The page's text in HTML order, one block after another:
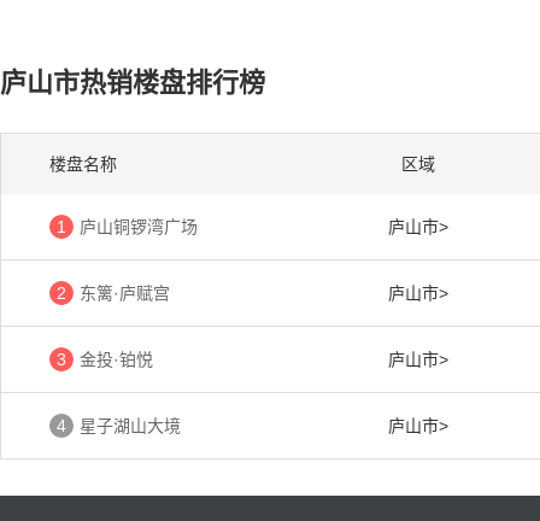
庐山市热销楼盘排行榜
楼盘名称 区域
1 庐山铜锣湾广场 庐山市>
2 东篱·庐赋宫 庐山市>
3 金投·铂悦 庐山市>
4 星子湖山大境 庐山市>